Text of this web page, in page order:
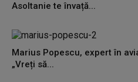
Asoltanie te învață...
Marius Popescu, expert în
„Vreți să...